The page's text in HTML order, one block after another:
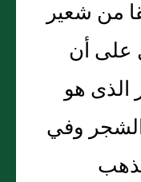
من شعير
على أن
الذى هو
وفي